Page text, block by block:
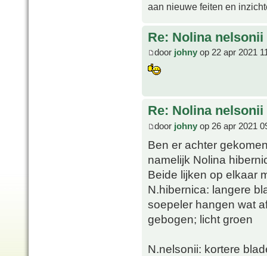
aan nieuwe feiten en
Re: Nolina nelsonii
door johny op 22 apr 2021
Re: Nolina nelsonii
door johny op 26 apr 2021
Ben er achter
namelijk Nolina
Beide lijken op elkaar
N.hibernica: langere
soepeler hangen wat
gebogen; licht groen
N.nelsonii: kortere